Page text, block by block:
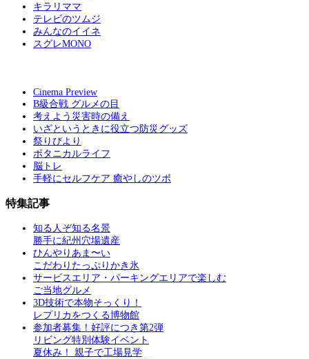
キラリママ
テレビのツムジ
みんなのイイネ
スグレMONO
Cinema Preview
B級合戦 グルメの目
考えよう災害時の備え
いざというときに役立つ防災グッズ
祭りびより
ボタニカルライフ
脳トレ
手軽にセルフケア 癒やしのツボ
特集記事
知る人ぞ知る名景
勝手に紀州穴場遺産
ひんやりあま〜い
こだわりたっぷりかき氷
サービスエリア・パーキングエリアで楽しむ
ご当地グルメ
3D技術で本物そっくり！
レプリカをつくる博物館
参加者募集！好評につき第2弾
リビング特別体験イベント
夏休み！ 親子で工場見学